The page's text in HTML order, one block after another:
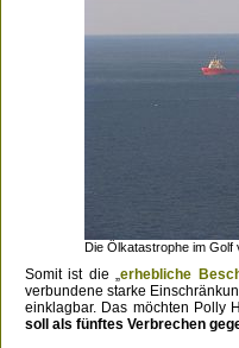
Die Ölkatastrophe im
Somit ist die „erhebliche
verbundene starke
einklagbar. Das möchten Polly
soll als fünftes Verbrechen